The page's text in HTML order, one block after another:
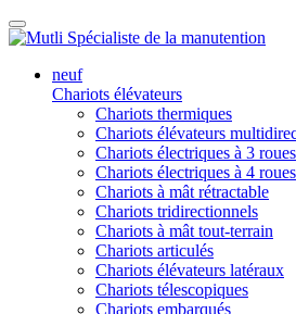
neuf
Chariots élévateurs
Chariots thermiques
Chariots élévateurs
Chariots électriques à 3 roues
Chariots électriques à 4 roues
Chariots à mât rétractable
Chariots tridirectionnels
Chariots à mât tout-terrain
Chariots articulés
Chariots élévateurs latéraux
Chariots télescopiques
Chariots embarqués